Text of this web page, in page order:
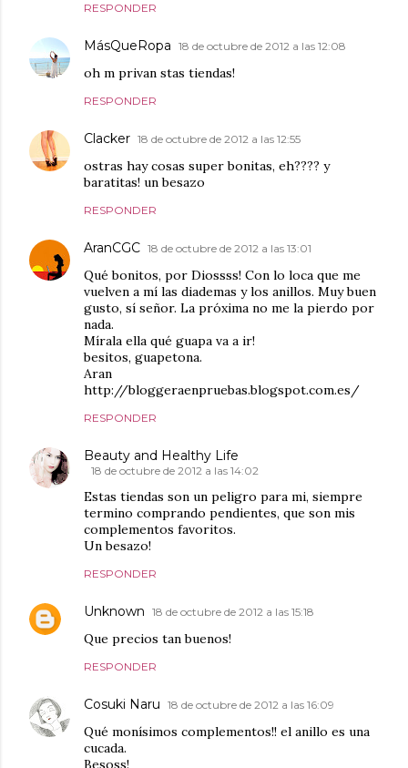
RESPONDER
MásQueRopa 18 de octubre de 2012 a las 12:08
oh m privan stas tiendas!
RESPONDER
Clacker 18 de octubre de 2012 a las 12:55
ostras hay cosas super bonitas, eh???? y
baratitas! un besazo
RESPONDER
AranCGC 18 de octubre de 2012 a las 13:01
Qué bonitos, por Diossss! Con lo loca que me
vuelven a mí las diademas y los anillos. Muy buen
gusto, sí señor. La próxima no me la pierdo por
nada.
Mírala ella qué guapa va a ir!
besitos, guapetona.
Aran
http://bloggeraenpruebas.blogspot.com.es/
RESPONDER
Beauty and Healthy Life
18 de octubre de 2012 a las 14:02
Estas tiendas son un peligro para mi, siempre
termino comprando pendientes, que son mis
complementos favoritos.
Un besazo!
RESPONDER
Unknown 18 de octubre de 2012 a las 15:18
Que precios tan buenos!
RESPONDER
Cosuki Naru 18 de octubre de 2012 a las 16:09
Qué monísimos complementos!! el anillo es una
cucada.
Besoss!